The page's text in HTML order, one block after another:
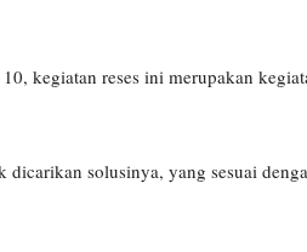
kegiatan reses ini merupakan
solusinya, yang sesuai